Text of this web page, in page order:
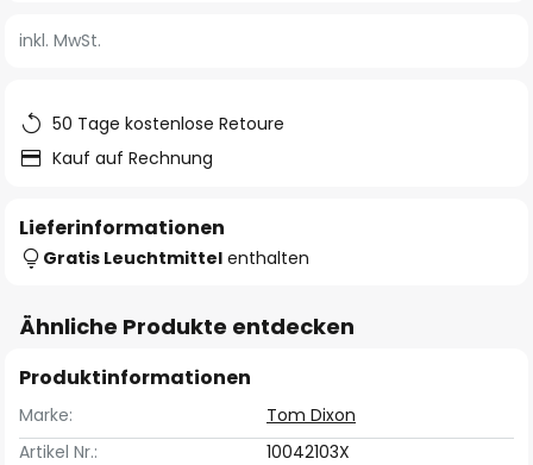
springen
inkl. MwSt.
50 Tage kostenlose Retoure
Kauf auf Rechnung
Lieferinformationen
Gratis Leuchtmittel enthalten
Ähnliche Produkte entdecken
Produktinformationen
Marke:
Tom Dixon
Artikel Nr.:
10042103X